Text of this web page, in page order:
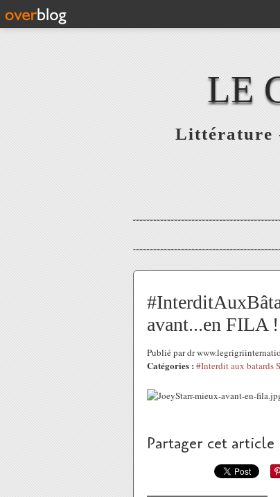
LE
Littérature
avant...en FILA !
Publié par dr
Catégories : #Interdit aux batards
Partager cet article